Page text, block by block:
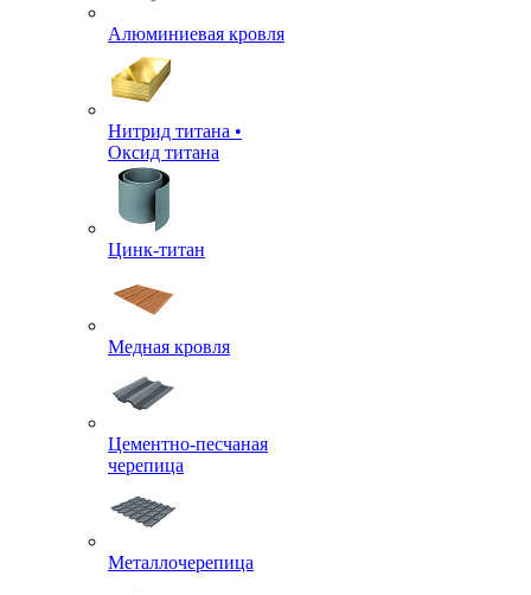
Алюминиевая кровля
Нитрид титана •
Оксид титана
Цинк-титан
Медная кровля
Цементно-песчаная
черепица
Металлочерепица